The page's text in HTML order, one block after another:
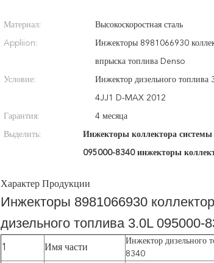
Материал: Высокоскоростная сталь
Appliion: Инжекторы 8981066930
впрыска топлива Denso
Условие: Инжектор дизельного топлива
4JJ1 D-MAX 2012
Гарантия: 4 месяца
Выделить: Инжекторы коллектора системы
095000-8340 инжекторы
Характер Продукции
Инжекторы 8981066930
дизельного топлива 3.0L
1 Имя части
Инжектор дизельного
8340